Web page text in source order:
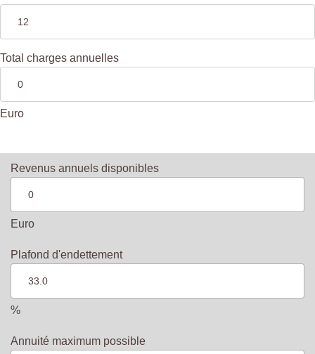
Total charges annuelles
Euro
Revenus annuels disponibles
Euro
Plafond d'endettement
%
Annuité maximum possible